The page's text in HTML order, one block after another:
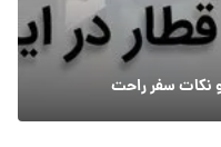
و نکات سفر راحت